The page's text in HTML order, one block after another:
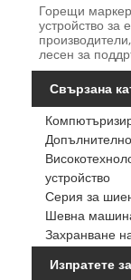
Горещи
устройство за
лесен за
Свързана
устройство
Серия за
Шевна
Захранване
Изпратете